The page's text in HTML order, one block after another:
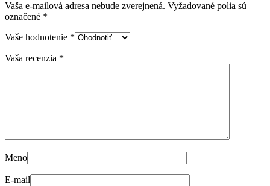
Vaša e-mailová adresa nebude zverejnená. Vyžadované polia sú
označené *
Vaše hodnotenie *
Vaša recenzia *
Meno
E-mail